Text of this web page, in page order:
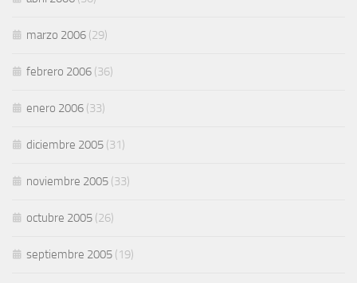
marzo 2006 (29)
febrero 2006 (36)
enero 2006 (33)
diciembre 2005 (31)
noviembre 2005 (33)
octubre 2005 (26)
septiembre 2005 (19)